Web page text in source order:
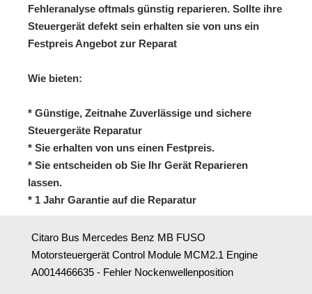
Fehleranalyse oftmals günstig reparieren. Sollte ihre
Steuergerät defekt sein erhalten sie von uns ein
Festpreis Angebot zur Reparat
Wie bieten:
* Günstige, Zeitnahe Zuverlässige und sichere
Steuergeräte Reparatur
* Sie erhalten von uns einen Festpreis.
* Sie entscheiden ob Sie Ihr Gerät Reparieren
lassen.
* 1 Jahr Garantie auf die Reparatur
Citaro Bus Mercedes Benz MB FUSO
Motorsteuergerät Control Module MCM2.1 Engine
A0014466635 - Fehler Nockenwellenposition